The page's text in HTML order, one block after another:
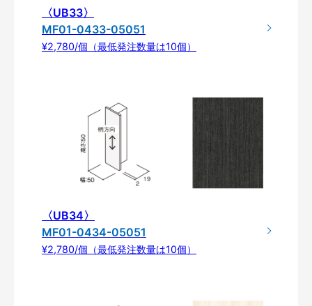
〈UB33〉
MF01-0433-05051
¥2,780/個（最低発注数量は10個）
〈UB34〉
MF01-0434-05051
¥2,780/個（最低発注数量は10個）